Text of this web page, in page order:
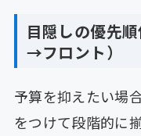
目隠しの優先
→フロント）
予算を抑えたい場
をつけて段階的に